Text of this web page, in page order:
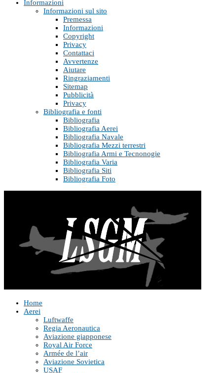
Informazioni
Informazioni sul sito
Premessa
Informazioni
Copyright
Privacy
Contattaci
Avvertenze
Aiutare
Ringraziamenti
Sitemap
Pubblicità
Privacy
Bibliografia e fonti
Bibliografia
Bibliografia Aerei
Bibliografia Navale
Bibliografia Mezzi terrestri
Bibliografia Armi e Tecnonogie
Bibliografia Varia
Bibliografia Siti
Bibliografia Foto
Home
Aerei
Luftwaffe
Regia Aeronautica
Aviazione giapponese
Royal Air Force
Armée de l’air
Aviazione Sovietica
USAF